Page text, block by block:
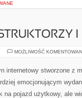
MOŻLIWOŚĆ
internetowy stworzone z
emocjonującym
na pojazd użytkowy, ale